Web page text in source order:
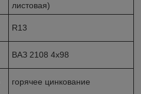
листовая)
R13
ВАЗ 2108 4х98
горячее цинкование